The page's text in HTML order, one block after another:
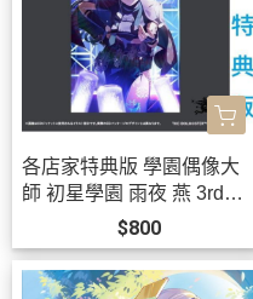
各店家特典版 學園偶像大
師 初星學園 雨夜 燕 3rd單
曲「クライアイ」*12/2發
售!
$800